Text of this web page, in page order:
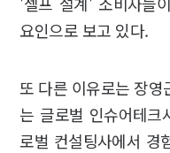
요인으로 보고 있다.
또 다른 이유로는 장
는 글로벌 인슈어테
로벌 컨설팅사에서 경